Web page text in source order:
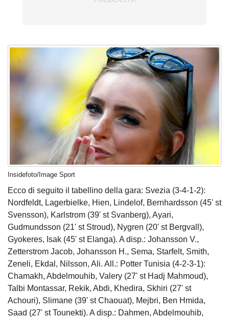
Insidefoto/Image Sport
Ecco di seguito il tabellino della gara: Svezia (3-4-1-2):
Nordfeldt, Lagerbielke, Hien, Lindelof, Bernhardsson (45' st
Svensson), Karlstrom (39' st Svanberg), Ayari,
Gudmundsson (21' st Stroud), Nygren (20' st Bergvall),
Gyokeres, Isak (45' st Elanga). A disp.: Johansson V.,
Zetterstrom Jacob, Johansson H., Sema, Starfelt, Smith,
Zeneli, Ekdal, Nilsson, Ali. All.: Potter Tunisia (4-2-3-1):
Chamakh, Abdelmouhib, Valery (27' st Hadj Mahmoud),
Talbi Montassar, Rekik, Abdi, Khedira, Skhiri (27' st
Achouri), Slimane (39' st Chaouat), Mejbri, Ben Hmida,
Saad (27' st Tounekti). A disp.: Dahmen, Abdelmouhib,